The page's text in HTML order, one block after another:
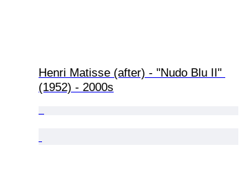
Henri Matisse (after) - "Nudo Blu II"
(1952) - 2000s